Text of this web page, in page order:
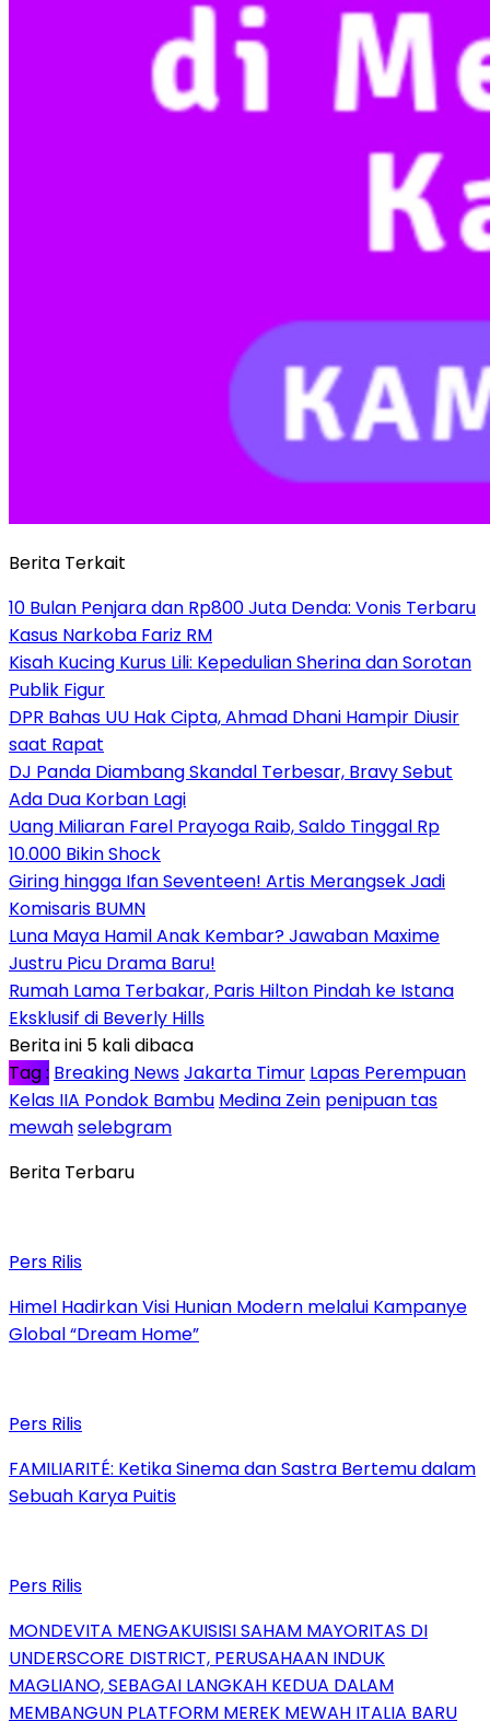
Berita Terkait
10 Bulan Penjara dan Rp800 Juta Denda: Vonis Terbaru
Kasus Narkoba Fariz RM
Kisah Kucing Kurus Lili: Kepedulian Sherina dan Sorotan
Publik Figur
DPR Bahas UU Hak Cipta, Ahmad Dhani Hampir Diusir
saat Rapat
DJ Panda Diambang Skandal Terbesar, Bravy Sebut
Ada Dua Korban Lagi
Uang Miliaran Farel Prayoga Raib, Saldo Tinggal Rp
10.000 Bikin Shock
Giring hingga Ifan Seventeen! Artis Merangsek Jadi
Komisaris BUMN
Luna Maya Hamil Anak Kembar? Jawaban Maxime
Justru Picu Drama Baru!
Rumah Lama Terbakar, Paris Hilton Pindah ke Istana
Eksklusif di Beverly Hills
Berita ini 5 kali dibaca
Tag : Breaking NewsJakarta Timur Lapas Perempuan
Kelas IIA Pondok Bambu Medina Zein penipuan tas
mewahselebgram
Berita Terbaru
Pers Rilis
Himel Hadirkan Visi Hunian Modern melalui Kampanye
Global “Dream Home”
Pers Rilis
FAMILIARITÉ: Ketika Sinema dan Sastra Bertemu dalam
Sebuah Karya Puitis
Pers Rilis
MONDEVITA MENGAKUISISI SAHAM MAYORITAS DI
UNDERSCORE DISTRICT, PERUSAHAAN INDUK
MAGLIANO, SEBAGAI LANGKAH KEDUA DALAM
MEMBANGUN PLATFORM MEREK MEWAH ITALIA BARU